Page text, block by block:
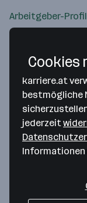
Arbeitgeber-Profil
Bitte
Cookies
karriere.at
bestmögliche
jederzeit
Informationen